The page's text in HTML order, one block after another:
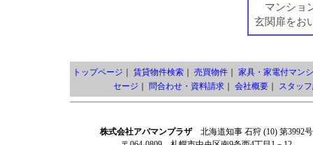
マンショ
玄関扉をお
トップページ 賃貸物件検索｜ 売買物件｜ 家具・家電付マン
セージ
問合わせ・資料請求｜ 会社概要｜ スタッ
株式会社アパマンプラザ北海道知事 石狩 (10) 第3992号